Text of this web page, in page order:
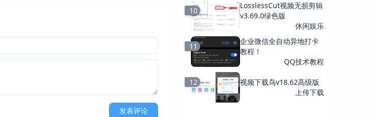
发表评论
10
LosslessCut视频无损剪辑
v3.69.0绿色版
休闲娱乐
11
企业微信全自动异地打卡
教程！
QQ技术教程
12
视频下载鸟v18.62高级版
上传下载